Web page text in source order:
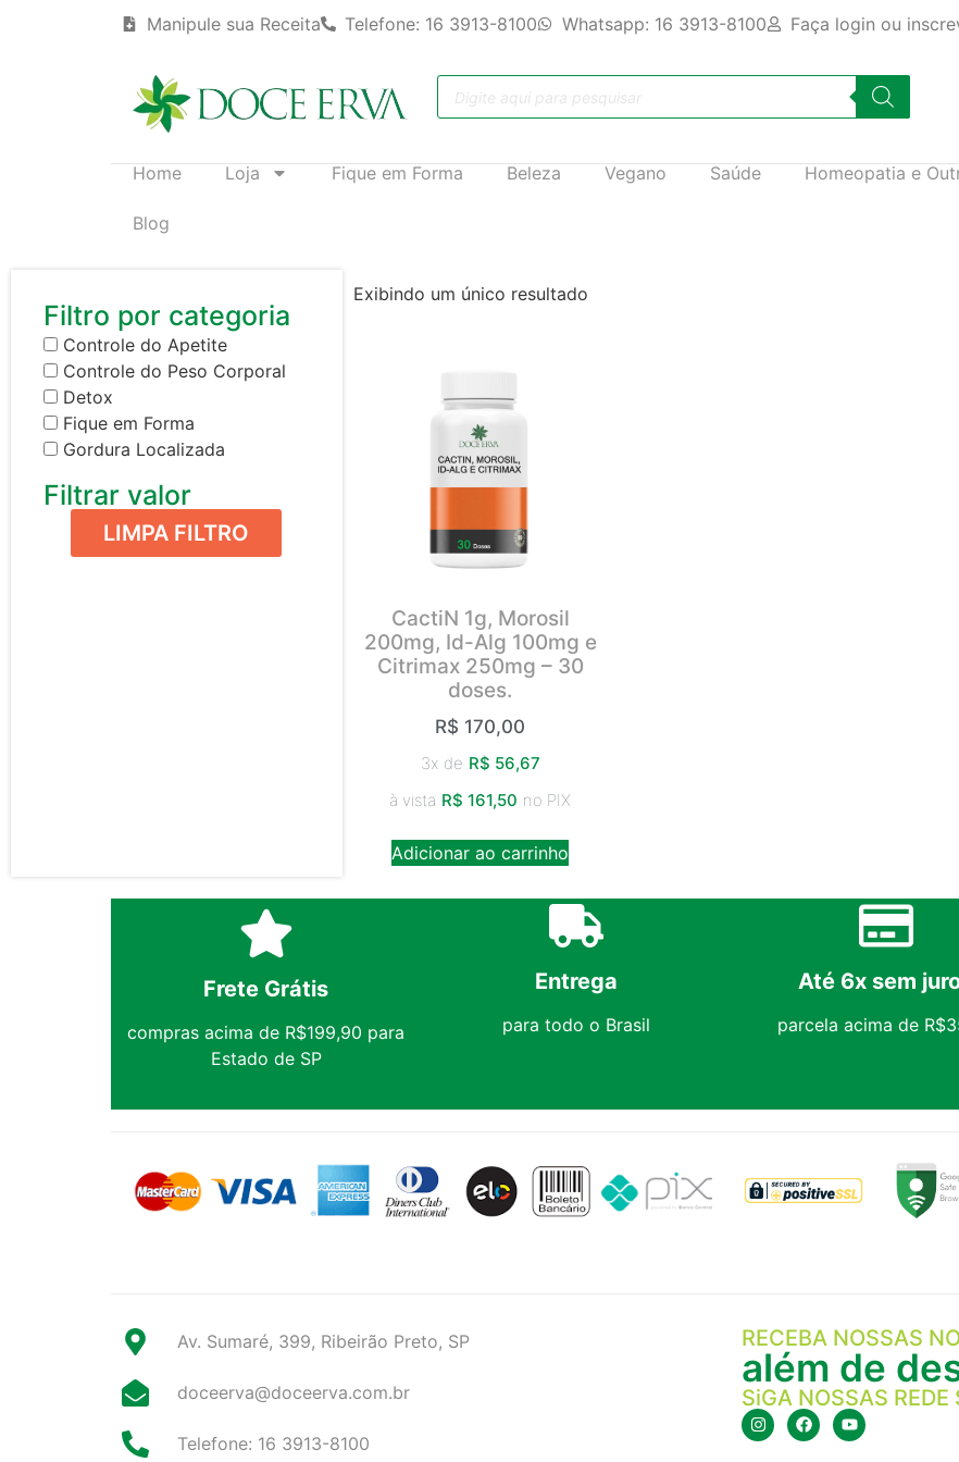
Manipule sua Receita Telefone: 16 3913-8100 Whatsapp: 16 3913-8100 Faça login ou
Home Loja Fique em Forma Beleza Vegano Saúde Homeopatia e
Blog
Filtro por categoria
Controle do Apetite
Controle do Peso Corporal
Detox
Fique em Forma
Gordura Localizada
Filtrar valor
LIMPA FILTRO
Exibindo um único resultado
CactiN 1g, Morosil
200mg, Id-Alg 100mg e
Citrimax 250mg – 30
doses.
R$ 170,00
3x de R$ 56,67
à vista R$ 161,50 no PIX
Adicionar ao carrinho
Frete Grátis
compras acima de R$199,90 para
Estado de SP
Entrega
para todo o Brasil
Até 6x sem
parcela acima de
Av. Sumaré, 399, Ribeirão Preto, SP
doceerva@doceerva.com.br
Telefone: 16 3913-8100
RECEBA NOSSAS
além de
SiGA NOSSAS REDE